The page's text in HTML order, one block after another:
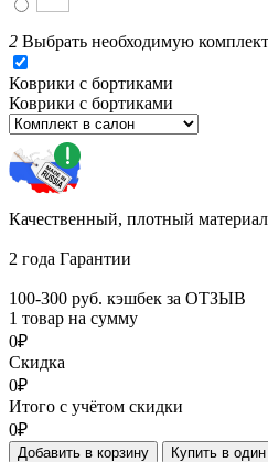
2 Выбрать необходимую
Коврики с бортиками
Коврики с бортиками
Качественный, плотный
2 года Гарантии
100-300 руб. кэшбек за ОТЗЫВ
1 товар на сумму
0₽
Скидка
0₽
Итого с учётом скидки
0₽
Добавить в корзину Купить в